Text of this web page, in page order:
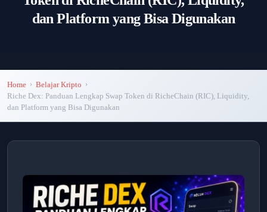
dan Platform yang Bisa Digunakan
Home
Belajar Kripto
Riche Dex: Panduan Lengkap Swap Token di RicheChain (RIC), Liquidity,
dan Platform yang Bisa Digunakan